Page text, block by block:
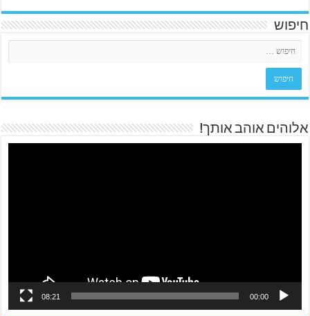
חיפוש
אלוהים אוהב אותך!
00:00
08:21